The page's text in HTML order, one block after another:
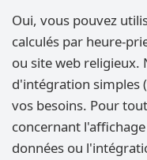
Oui, vous pouvez
calculés par heure-
ou site web religieux.
d'intégration simples
vos besoins. Pour
concernant
données ou